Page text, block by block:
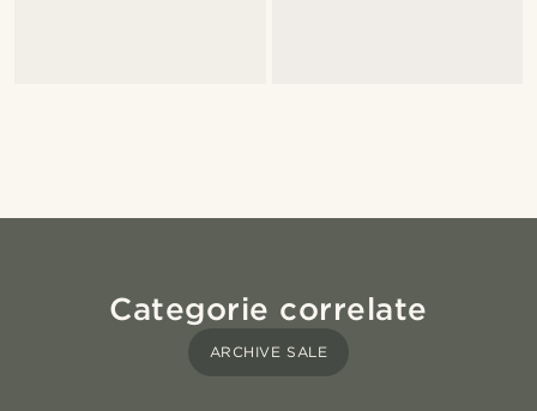
Categorie correlate
ARCHIVE SALE